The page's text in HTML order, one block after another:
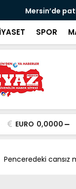
Mersin’de
SPOR
EURO 0,0000
Penceredeki cansız